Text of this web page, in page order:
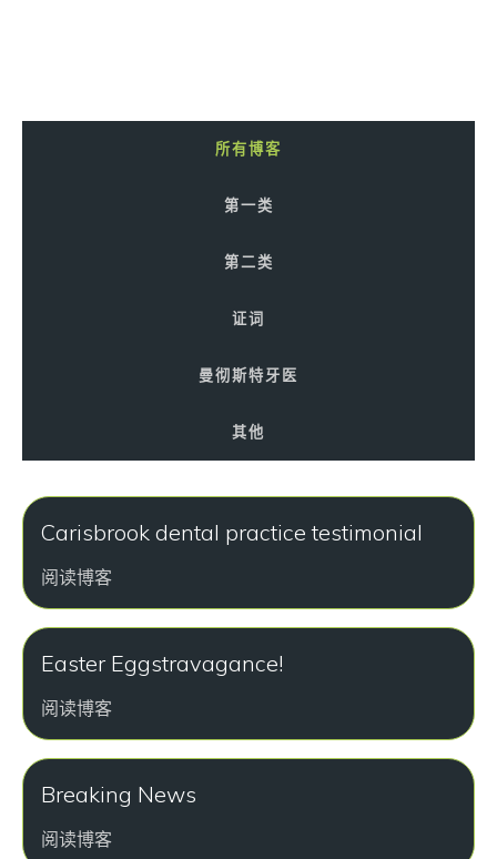
所有博客
第一类
第二类
证词
曼彻斯特牙医
其他
Carisbrook dental practice testimonial
阅读博客
Easter Eggstravagance!
阅读博客
Breaking News
阅读博客